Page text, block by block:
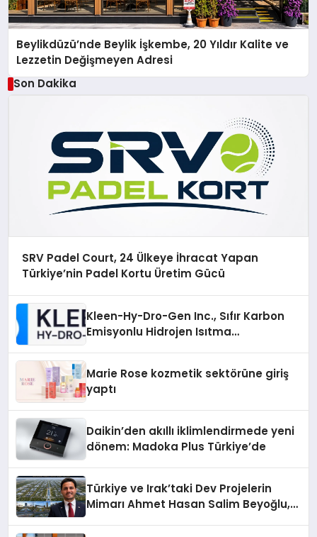
Beylikdüzü’nde Beylik İşkembe, 20 Yıldır Kalite ve
Lezzetin Değişmeyen Adresi
Son Dakika
SRV Padel Court, 24 Ülkeye İhracat Yapan
Türkiye’nin Padel Kortu Üretim Gücü
Kleen-Hy-Dro-Gen Inc., Sıfır Karbon
Emisyonlu Hidrojen Isıtma
Marie Rose kozmetik sektörüne giriş
yaptı
Daikin’den akıllı iklimlendirmede yeni
dönem: Madoka Plus Türkiye’de
Türkiye ve Irak’taki Dev Projelerin
Mimarı Ahmet Hasan Salim Beyoğlu,